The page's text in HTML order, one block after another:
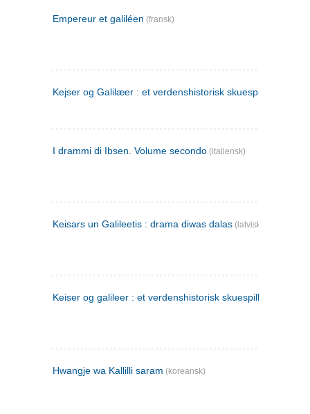
Empereur et galiléen (fransk)
Kejser og Galilæer : et verdenshistorisk skuespil
I drammi di Ibsen. Volume secondo (italiensk)
Keisars un Galileetis : drama diwas dalas (latvisk)
Keiser og galileer : et verdenshistorisk skuespill (1873)
Hwangje wa Kallilli saram (koreansk)